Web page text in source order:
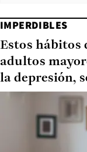
IMPERDIBLES
Estos hábitos
adultos
la depresión,